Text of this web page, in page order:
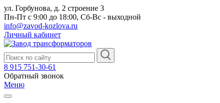
ул. Горбунова, д. 2 строение 3
Пн-Пт с 9:00 до 18:00, Сб-Вс - выходной
info@zavod-kozlova.ru
Личный кабинет
8 915 751-30-61
Обратный звонок
Меню